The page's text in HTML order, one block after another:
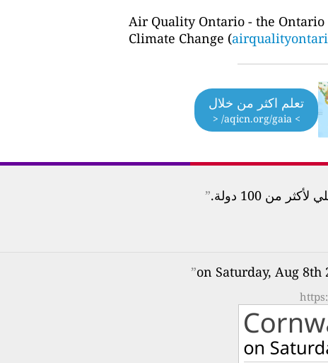
Air Quality Ontario - the
Climate Change (
تعلم اكثر من خلال
> aqicn.org/gaia/ <
من 100 دولة. ”
”